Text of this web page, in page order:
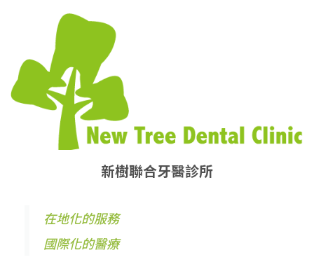
新樹聯合牙醫診所
在地化的服務
國際化的醫療